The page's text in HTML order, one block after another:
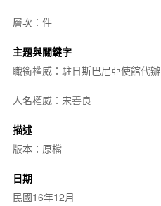
層次：件
主題與關鍵字
職銜權威：駐日斯巴尼亞使館代辦
人名權威：宋善良
描述
版本：原檔
日期
民國16年12月